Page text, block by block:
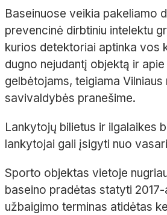
Baseinuose veikia pakeliamo
prevencinė dirbtiniu intelektu
kurios detektoriai aptinka vos
dugno nejudantį objektą ir
gelbėtojams, teigiama Vilniaus
savivaldybės pranešime.
Lankytojų bilietus ir ilgalaikes
lankytojai gali įsigyti nuo
Sporto objektas vietoje
baseino pradėtas statyti
užbaigimo terminas atidėtas